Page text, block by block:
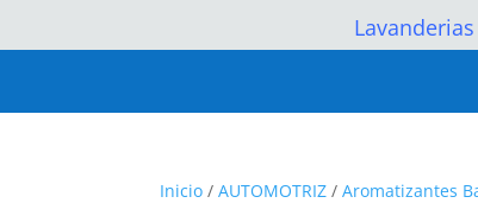
Lavanderias
Inicio /AUTOMOTRIZ /Aromatizantes